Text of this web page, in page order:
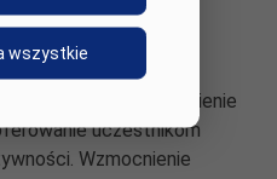
społeczności
projekt było podniesienie
uczestnikom
Wzmocnienie
wszystkie